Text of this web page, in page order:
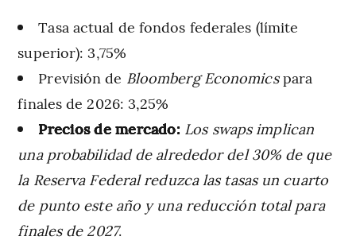
Tasa actual de fondos federales (límite
superior): 3,75%
Previsión de Bloomberg Economicspara
finales de 2026: 3,25%
Precios de mercado: Los swaps implican
una probabilidad de alrededor del 30% de que
la Reserva Federal reduzca las tasas un cuarto
de punto este año y una reducción total para
finales de 2027.